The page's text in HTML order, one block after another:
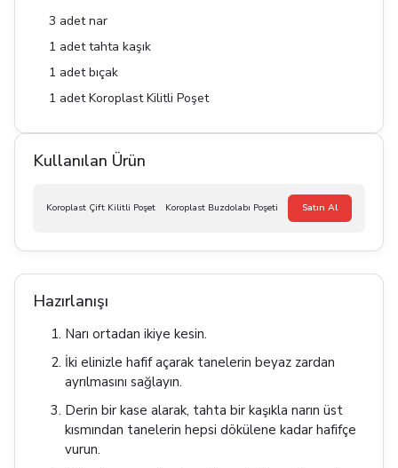
3 adet nar
1 adet tahta kaşık
1 adet bıçak
1 adet Koroplast Kilitli Poşet
Kullanılan Ürün
Koroplast Çift Kilitli Poşet Koroplast Buzdolabı Poşeti Satın Al
Hazırlanışı
Narı ortadan ikiye kesin.
İki elinizle hafif açarak tanelerin beyaz zardan
ayrılmasını sağlayın.
Derin bir kase alarak, tahta bir kaşıkla narın üst
kısmından tanelerin hepsi dökülene kadar hafifçe
vurun.